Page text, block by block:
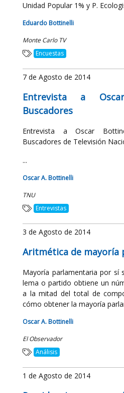
Unidad Popular 1% y P.
Eduardo Bottinelli
Monte Carlo TV
Encuestas
7 de Agosto de 2014
Entrevista a
Buscadores
Entrevista a Oscar
Buscadores de Televisión
...
Oscar A. Bottinelli
TNU
Entrevistas
3 de Agosto de 2014
Aritmética de mayoría
Mayoría parlamentaria por sí
lema o partido obtiene un
a la mitad del total de
cómo obtener la mayoría
Oscar A. Bottinelli
El Observador
Análisis
1 de Agosto de 2014